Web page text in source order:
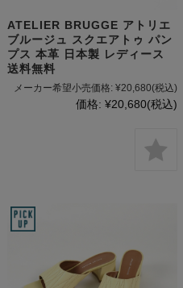
ATELIER BRUGGE アトリエ
ブルージュ スクエアトゥ パン
プス 本革 日本製 レディース
送料無料
メーカー希望小売価格: ¥20,680(税込)
価格: ¥20,680(税込)